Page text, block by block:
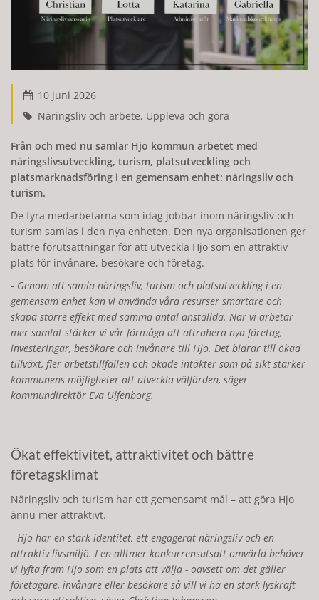
10 juni 2026
Näringsliv och arbete, Uppleva och göra
Från och med nu samlar Hjo kommun arbetet med
näringslivsutveckling, turism, platsutveckling och
platsmarknadsföring i en gemensam enhet: näringsliv och
turism.
De fyra medarbetarna som idag jobbar inom näringsliv och
turism samlas i den nya enheten. Den nya organisationen ger
bättre förutsättningar för att utveckla Hjo som en attraktiv
plats för invånare, besökare och företag.
Genom att samla näringsliv, turism och platsutveckling i en
gemensam enhet kan vi använda våra resurser smartare och
skapa större effekt med samma antal anställda. När vi arbetar
mer samlat stärker vi vår förmåga att attrahera nya företag,
investeringar, besökare och invånare till Hjo. Det bidrar till ökad
tillväxt, fler arbetstillfällen och ökade intäkter som på sikt stärker
kommunens möjligheter att utveckla välfärden, säger
kommundirektör Eva Ulfenborg.
Ökat effektivitet, attraktivitet och bättre
företagsklimat
Näringsliv och turism har ett gemensamt mål – att göra Hjo
ännu mer attraktivt.
Hjo har en stark identitet, ett engagerat näringsliv och en
attraktiv livsmiljö. I en alltmer konkurrensutsatt omvärld behöver
vi lyfta fram Hjo som en plats att välja - oavsett om det gäller
företagare, invånare eller besökare så vill vi ha en stark lyskraft